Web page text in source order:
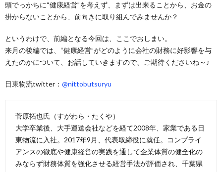
頭でっかちに“健康経営”を考えず、まずは出来ることから、お金の
掛からないことから、前向きに取り組んでみませんか？
というわけで、前編となる今回は、ここでおしまい。
来月の後編では、“健康経営”がどのように会社の財務に好影響を与
えたのかについて、お話していきますので、ご期待くださいね～♪
日東物流twitter： @nittobutsuryu
菅原拓也氏（すがわら・たくや）
大学卒業後、大手運送会社などを経て2008年、家業である日
東物流に入社。2017年9月、代表取締役に就任。コンプライ
アンスの徹底や健康経営の実践を通して企業体質の健全化の
みならず財務体質を強化させる経営手法が評価され、千葉県